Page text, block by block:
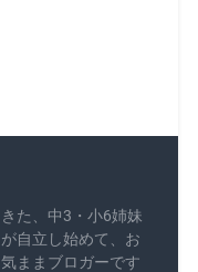
た、中3・小6姉妹
自立し始めて、お
ままブロガーです